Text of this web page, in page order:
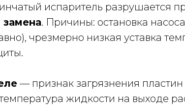
испаритель разрушается
. Причины: остановка
чрезмерно низкая уставка
— признак загрязнения
жидкости на выходе